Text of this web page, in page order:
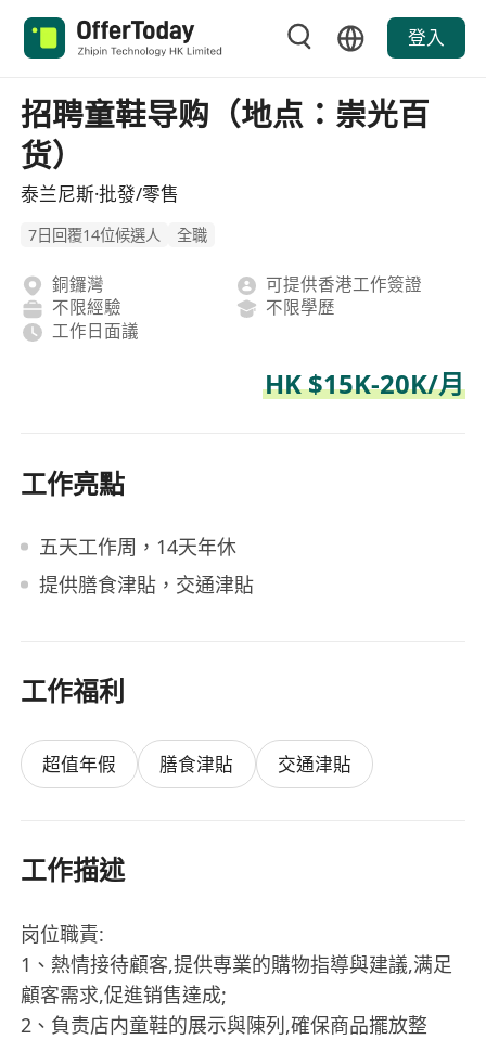
登入
招聘童鞋导购（地点：崇光百
货）
泰兰尼斯·批發/零售
7日回覆14位候選人 全職
銅鑼灣
可提供香港工作簽證
不限經驗
不限學歷
工作日面議
HK $15K-20K/月
工作亮點
五天工作周，14天年休
提供膳食津貼，交通津貼
工作福利
超值年假 膳食津貼 交通津貼
工作描述
岗位職責:
1、熱情接待顧客,提供専業的購物指導與建議,满足
顧客需求,促進销售達成;
2、負责店内童鞋的展示與陳列,確保商品擺放整